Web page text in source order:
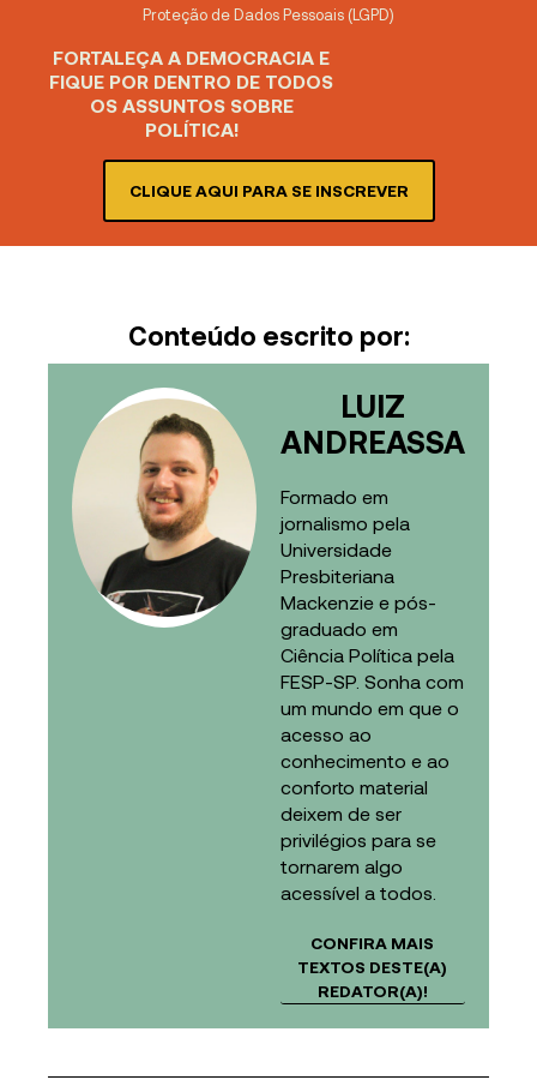
Proteção de Dados Pessoais (LGPD)
FORTALEÇA A DEMOCRACIA E
FIQUE POR DENTRO DE TODOS
OS ASSUNTOS SOBRE
POLÍTICA!
CLIQUE AQUI PARA SE INSCREVER
Conteúdo escrito por:
LUIZ
ANDREASSA
Formado em
jornalismo pela
Universidade
Presbiteriana
Mackenzie e pós-
graduado em
Ciência Política pela
FESP-SP. Sonha com
um mundo em que o
acesso ao
conhecimento e ao
conforto material
deixem de ser
privilégios para se
tornarem algo
acessível a todos.
CONFIRA MAIS
TEXTOS DESTE(A)
REDATOR(A)!